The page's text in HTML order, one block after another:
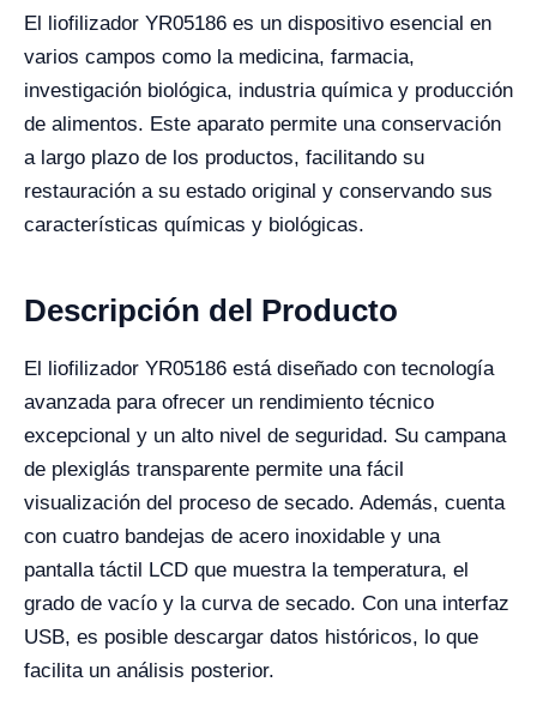
El liofilizador YR05186 es un dispositivo esencial en
varios campos como la medicina, farmacia,
investigación biológica, industria química y producción
de alimentos. Este aparato permite una conservación
a largo plazo de los productos, facilitando su
restauración a su estado original y conservando sus
características químicas y biológicas.
Descripción del Producto
El liofilizador YR05186 está diseñado con tecnología
avanzada para ofrecer un rendimiento técnico
excepcional y un alto nivel de seguridad. Su campana
de plexiglás transparente permite una fácil
visualización del proceso de secado. Además, cuenta
con cuatro bandejas de acero inoxidable y una
pantalla táctil LCD que muestra la temperatura, el
grado de vacío y la curva de secado. Con una interfaz
USB, es posible descargar datos históricos, lo que
facilita un análisis posterior.